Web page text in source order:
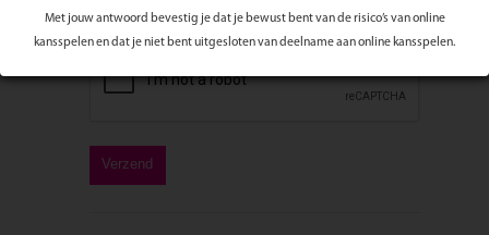
Met jouw antwoord bevestig je dat je bewust bent van de risico’s van online
kansspelen en dat je niet bent uitgesloten van deelname aan online kansspelen.